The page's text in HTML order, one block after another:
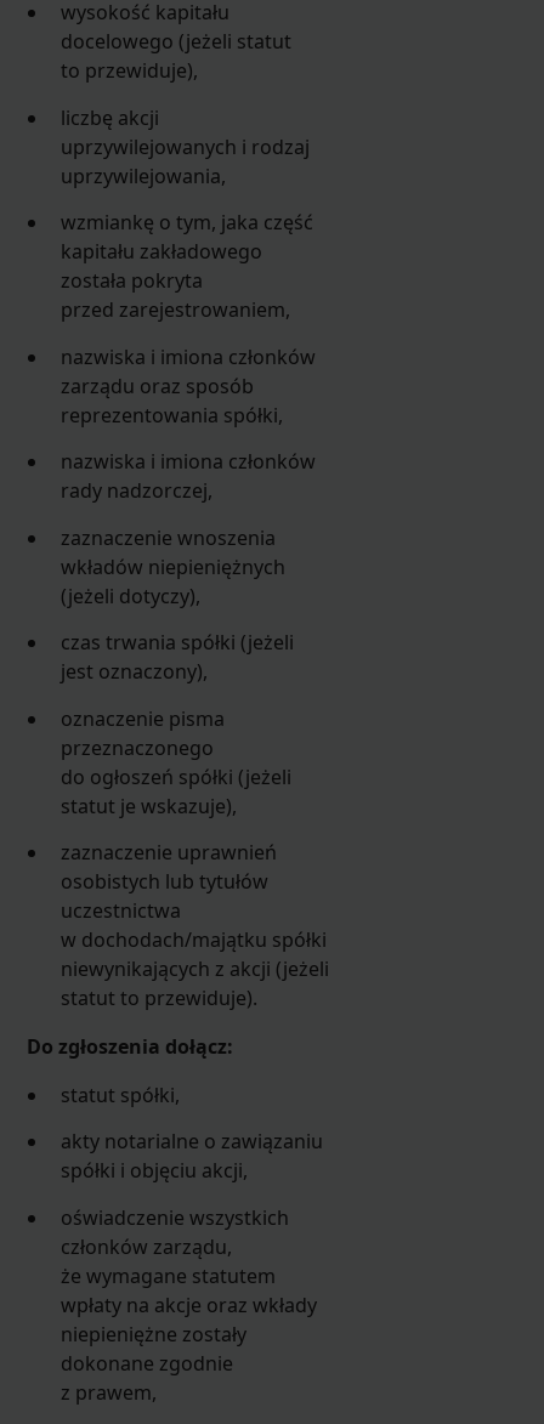
wysokość kapitału
docelowego (jeżeli statut
to przewiduje),
liczbę akcji
uprzywilejowanych i rodzaj
uprzywilejowania,
wzmiankę o tym, jaka część
kapitału zakładowego
została pokryta
przed zarejestrowaniem,
nazwiska i imiona członków
zarządu oraz sposób
reprezentowania spółki,
nazwiska i imiona członków
rady nadzorczej,
zaznaczenie wnoszenia
wkładów niepieniężnych
(jeżeli dotyczy),
czas trwania spółki (jeżeli
jest oznaczony),
oznaczenie pisma
przeznaczonego
do ogłoszeń spółki (jeżeli
statut je wskazuje),
zaznaczenie uprawnień
osobistych lub tytułów
uczestnictwa
w dochodach/majątku spółki
niewynikających z akcji (jeżeli
statut to przewiduje).
Do zgłoszenia dołącz:
statut spółki,
akty notarialne o zawiązaniu
spółki i objęciu akcji,
oświadczenie wszystkich
członków zarządu,
że wymagane statutem
wpłaty na akcje oraz wkłady
niepieniężne zostały
dokonane zgodnie
z prawem,